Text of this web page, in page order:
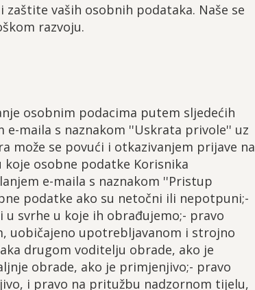
vaših osobnih podataka. Naše se
razvoju.
osobnim podacima putem sljedećih
maila s naznakom ''Uskrata privole'' uz
može se povući i otkazivanjem prijave na
osobne podatke Korisnika
e-maila s naznakom ''Pristup
podatke ako su netočni ili nepotpuni;-
svrhe u koje ih obrađujemo;- pravo
uobičajeno upotrebljavanom i strojno
drugom voditelju obrade, ako je
obrade, ako je primjenjivo;- pravo
i pravo na pritužbu nadzornom tijelu,